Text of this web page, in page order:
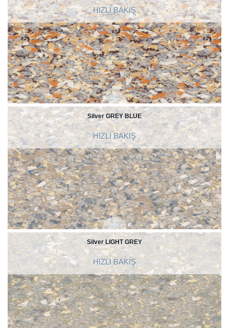
HIZLI BAKIŞ
Silver GREY BLUE
HIZLI BAKIŞ
Silver LIGHT GREY
HIZLI BAKIŞ